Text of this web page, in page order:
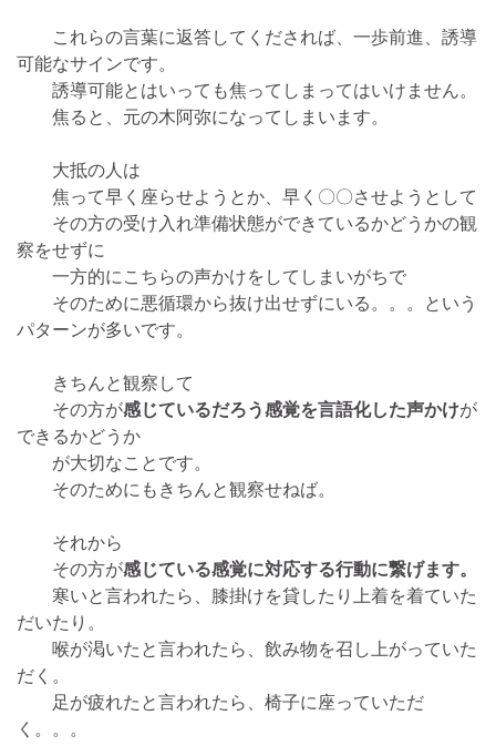
これらの言葉に返答してくだされば、一歩前進、誘導
可能なサインです。
誘導可能とはいっても焦ってしまってはいけません。
焦ると、元の木阿弥になってしまいます。
大抵の人は
焦って早く座らせようとか、早く〇〇させようとして
その方の受け入れ準備状態ができているかどうかの観
察をせずに
一方的にこちらの声かけをしてしまいがちで
そのために悪循環から抜け出せずにいる。。。という
パターンが多いです。
きちんと観察して
その方が感じているだろう感覚を言語化した声かけが
できるかどうか
が大切なことです。
そのためにもきちんと観察せねば。
それから
その方が感じている感覚に対応する行動に繋げます。
寒いと言われたら、膝掛けを貸したり上着を着ていた
だいたり。
喉が渇いたと言われたら、飲み物を召し上がっていた
だく。
足が疲れたと言われたら、椅子に座っていただ
く。。。